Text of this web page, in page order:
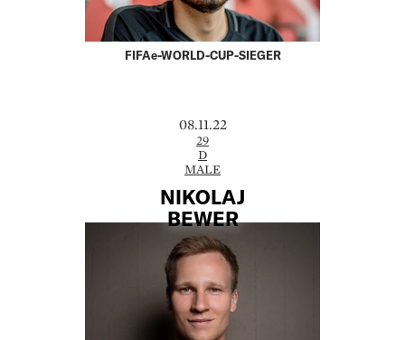
FIFAe-WORLD-CUP-SIEGER
08.11.22
29
D
MALE
NIKOLAJ
BEWER